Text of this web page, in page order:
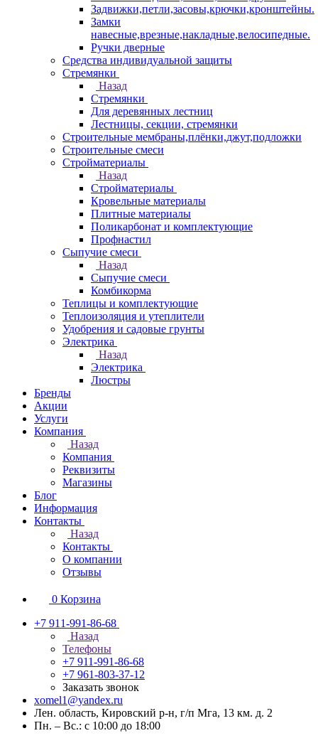
Задвижки,петли,засовы,крючки,кронштейны.
Замки
навесные,врезные,накладные,велосипедные.
Ручки дверные
Средства индивидуальной защиты
Стремянки
Назад
Стремянки
Для деревянных лестниц
Лестницы, секции, стремянки
Строительные мембраны,плёнки,джут,подложки
Строительные смеси
Стройматериалы
Назад
Стройматериалы
Кровельные материалы
Плитные материалы
Поликарбонат и комплектующие
Профнастил
Сыпучие смеси
Назад
Сыпучие смеси
Комбикорма
Теплицы и комплектующие
Теплоизоляция и утеплители
Удобрения и садовые грунты
Электрика
Назад
Электрика
Люстры
Бренды
Акции
Услуги
Компания
Назад
Компания
Реквизиты
Магазины
Блог
Информация
Контакты
Назад
Контакты
О компании
Отзывы
0 Корзина
+7 911-991-86-68
Назад
Телефоны
+7 911-991-86-68
+7 961-803-37-12
Заказать звонок
xomel1@yandex.ru
Лен. область, Кировский р-н, г/п Мга, 13 км. д. 2
Пн. – Вс.: с 10:00 до 18:00